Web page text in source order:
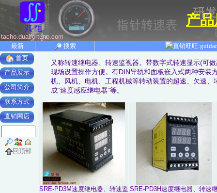
tacho.dualfortune.com
产
最新
搜索
首页
产品展示
公司简介
联系方式
直销网店
回顶部
又称转速继电器、转速监视器。带数字式转速显示(可
现场设置操作方便。有DIN导轨和面板嵌入式两种安装
机、风机、电机、工程机械等转动装置的超速、欠速
成“速度感应继电器”等。
SRE-PD3M速度继电器、转速监 SRE-PD3H速度继电器、转速